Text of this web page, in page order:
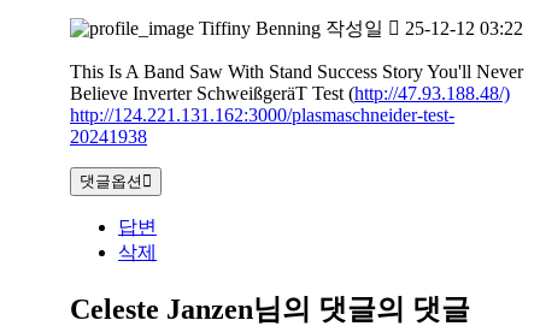
Tiffiny Benning 작성일 25-12-12 03:22
This Is A Band Saw With Stand Success Story You'll Never
Believe Inverter SchweißgeräT Test (http://47.93.188.48/)
http://124.221.131.162:3000/plasmaschneider-test-
20241938
댓글옵션
답변
삭제
Celeste Janzen님의 댓글의 댓글